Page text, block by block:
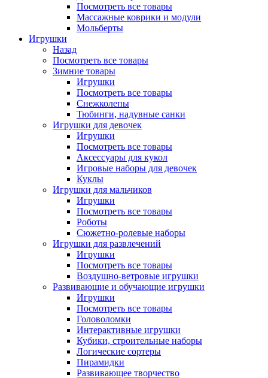
Посмотреть все товары
Массажные коврики и модули
Мольберты
Игрушки
Назад
Посмотреть все товары
Зимние товары
Игрушки
Посмотреть все товары
Снежколепы
Тюбинги, надувные санки
Игрушки для девочек
Игрушки
Посмотреть все товары
Аксессуары для кукол
Игровые наборы для девочек
Куклы
Игрушки для мальчиков
Игрушки
Посмотреть все товары
Роботы
Сюжетно-ролевые наборы
Игрушки для развлечений
Игрушки
Посмотреть все товары
Воздушно-ветровые игрушки
Развивающие и обучающие игрушки
Игрушки
Посмотреть все товары
Головоломки
Интерактивные игрушки
Кубики, строительные наборы
Логические сортеры
Пирамидки
Развивающее творчество